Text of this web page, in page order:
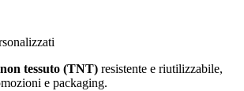
tessuto (TNT) resistente e riutilizzabile,
e packaging.